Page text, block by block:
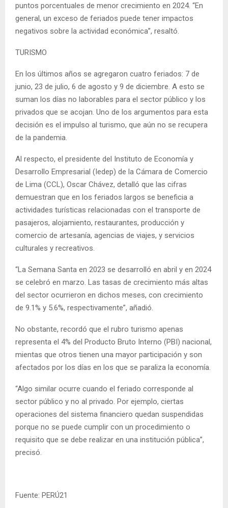
puntos porcentuales de menor crecimiento en 2024. “En
general, un exceso de feriados puede tener impactos
negativos sobre la actividad económica”, resaltó.
TURISMO
En los últimos años se agregaron cuatro feriados: 7 de
junio, 23 de julio, 6 de agosto y 9 de diciembre. A esto se
suman los días no laborables para el sector público y los
privados que se acojan. Uno de los argumentos para esta
decisión es el impulso al turismo, que aún no se recupera
de la pandemia.
Al respecto, el presidente del Instituto de Economía y
Desarrollo Empresarial (Iedep) de la Cámara de Comercio
de Lima (CCL), Oscar Chávez, detalló que las cifras
demuestran que en los feriados largos se beneficia a
actividades turísticas relacionadas con el transporte de
pasajeros, alojamiento, restaurantes, producción y
comercio de artesanía, agencias de viajes, y servicios
culturales y recreativos.
“La Semana Santa en 2023 se desarrolló en abril y en 2024
se celebró en marzo. Las tasas de crecimiento más altas
del sector ocurrieron en dichos meses, con crecimiento
de 9.1% y 5.6%, respectivamente”, añadió.
No obstante, recordó que el rubro turismo apenas
representa el 4% del Producto Bruto Interno (PBI) nacional,
mientas que otros tienen una mayor participación y son
afectados por los días en los que se paraliza la economía.
“Algo similar ocurre cuando el feriado corresponde al
sector público y no al privado. Por ejemplo, ciertas
operaciones del sistema financiero quedan suspendidas
porque no se puede cumplir con un procedimiento o
requisito que se debe realizar en una institución pública”,
precisó.
Fuente: PERÚ21